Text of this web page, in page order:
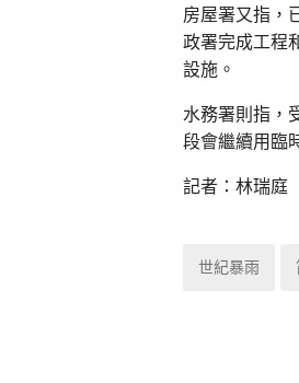
房屋署又指，
政署完成工程
設施。
水務署則指，
段會繼續用臨
記者：林瑞庭
世紀暴雨